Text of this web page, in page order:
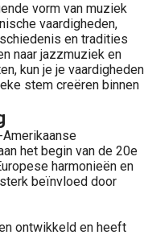
vorm van muziek
vaardigheden,
en tradities
naar jazzmuziek en
kun je je vaardigheden
stem creëren binnen
het begin van de 20e
harmonieën en
beïnvloed door
ontwikkeld en heeft